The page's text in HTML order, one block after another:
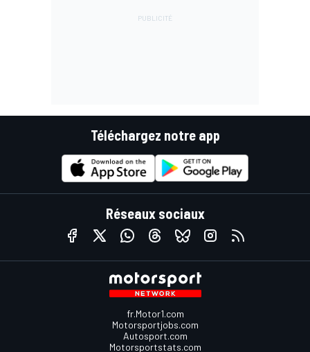
Téléchargez notre app
Réseaux sociaux
fr.Motor1.com
Motorsportjobs.com
Autosport.com
Motorsportstats.com